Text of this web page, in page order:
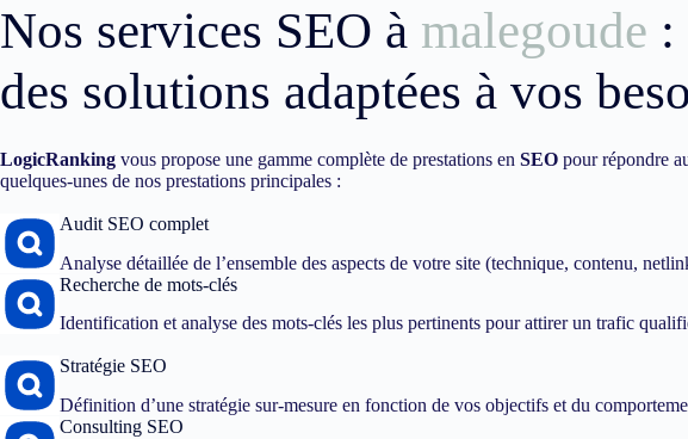
Nos services SEO à malegoude :
des solutions adaptées à vos
LogicRanking vous propose une gamme complète de prestations en SEO pour répondre
quelques-unes de nos prestations principales :
Audit SEO complet
Analyse détaillée de l’ensemble des aspects de votre site (technique, contenu,
Recherche de mots-clés
Identification et analyse des mots-clés les plus pertinents pour attirer un trafic
Stratégie SEO
Définition d’une stratégie sur-mesure en fonction de vos objectifs et du
Consulting SEO